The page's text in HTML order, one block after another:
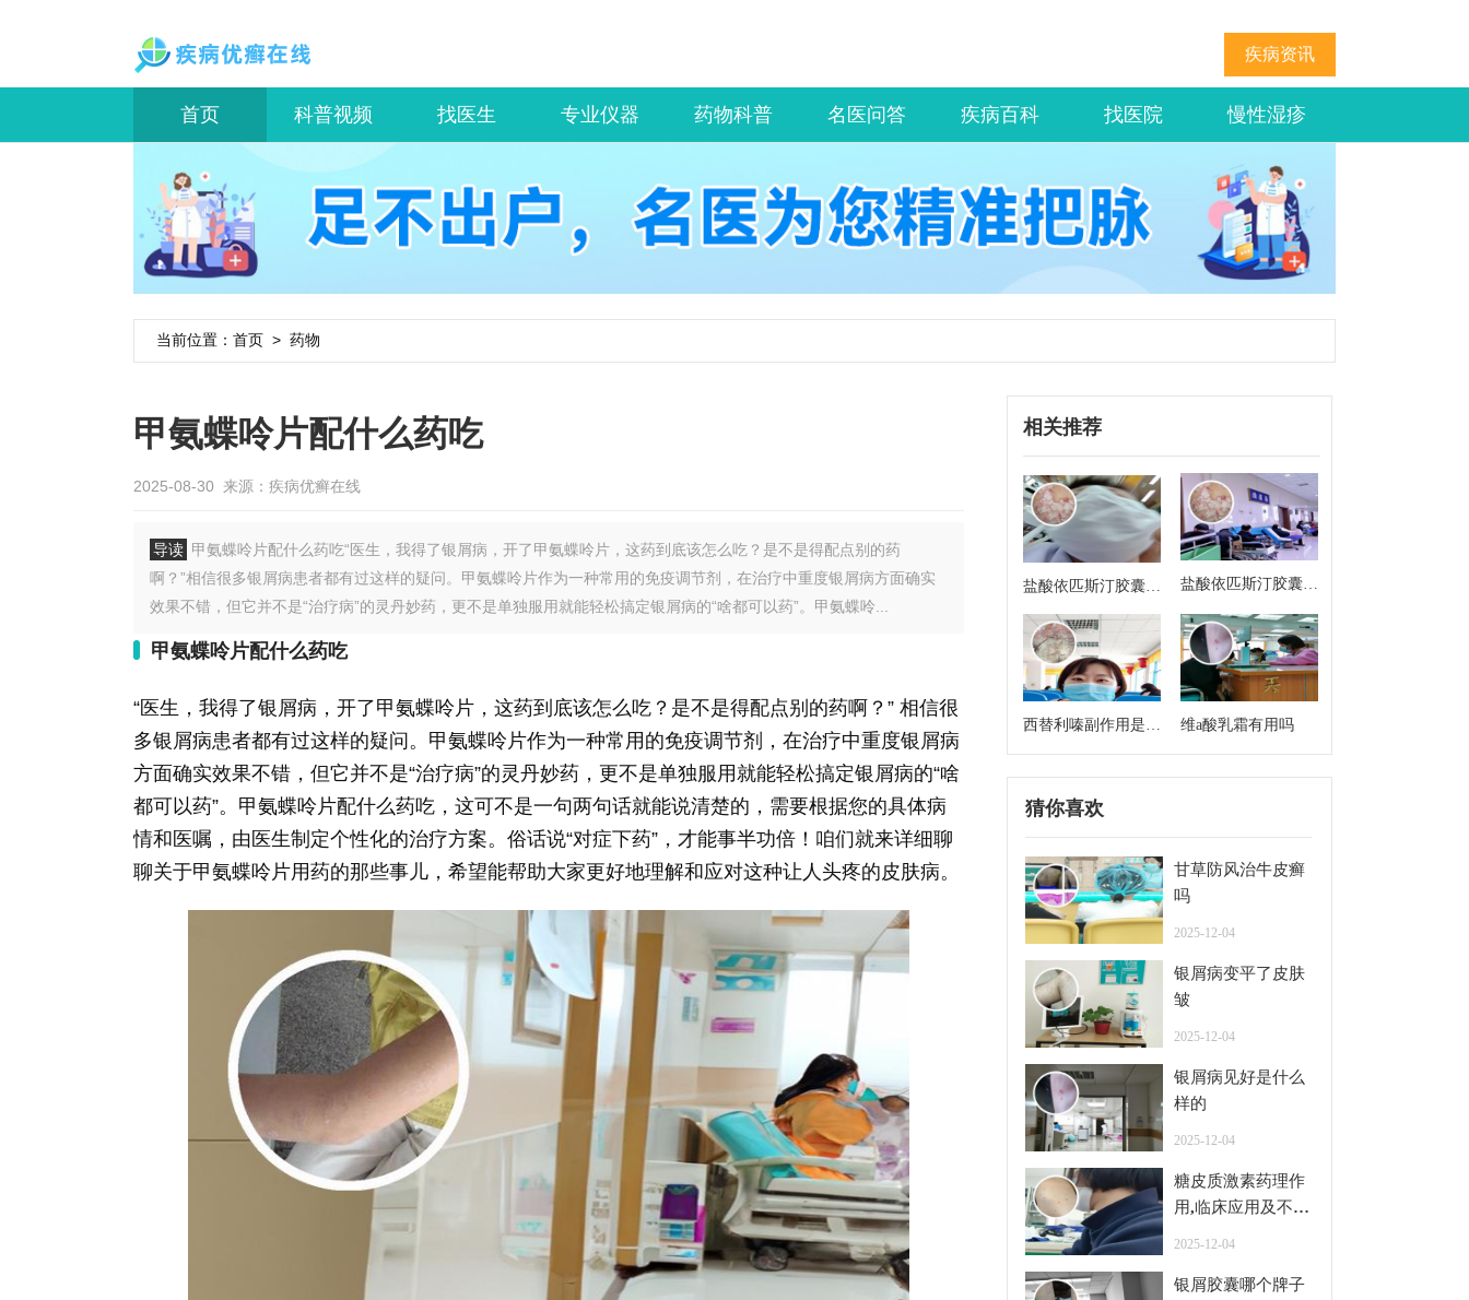
疾病资讯
首页 科普视频 找医生 专业仪器 药物科普 名医问答 疾病百科 找医院 慢性湿疹
当前位置： 首页 > 药物
甲氨蝶呤片配什么药吃
2025-08-30 来源： 疾病优癣在线
导读 甲氨蝶呤片配什么药吃“医生，我得了银屑病，开了甲氨蝶呤片，这药到底该怎么吃？是不是得配点别的药
啊？”相信很多银屑病患者都有过这样的疑问。甲氨蝶呤片作为一种常用的免疫调节剂，在治疗中重度银屑病方面确实
效果不错，但它并不是“治疗病”的灵丹妙药，更不是单独服用就能轻松搞定银屑病的“啥都可以药”。甲氨蝶呤...
甲氨蝶呤片配什么药吃
“医生，我得了银屑病，开了甲氨蝶呤片，这药到底该怎么吃？是不是得配点别的药啊？” 相信很
多银屑病患者都有过这样的疑问。甲氨蝶呤片作为一种常用的免疫调节剂，在治疗中重度银屑病
方面确实效果不错，但它并不是“治疗病”的灵丹妙药，更不是单独服用就能轻松搞定银屑病的“啥
都可以药”。甲氨蝶呤片配什么药吃，这可不是一句两句话就能说清楚的，需要根据您的具体病
情和医嘱，由医生制定个性化的治疗方案。俗话说“对症下药”，才能事半功倍！咱们就来详细聊
聊关于甲氨蝶呤片用药的那些事儿，希望能帮助大家更好地理解和应对这种让人头疼的皮肤病。
相关推荐
盐酸依匹斯汀胶囊多
久一个疗程是几天
盐酸依匹斯汀胶囊来
西替利嗪副作用是什
么
维a酸乳霜有用吗
猜你喜欢
甘草防风治牛皮癣
吗
2025-12-04
银屑病变平了皮肤
皱
2025-12-04
银屑病见好是什么
样的
2025-12-04
糖皮质激素药理作
用,临床应用及不良
2025-12-04
银屑胶囊哪个牌子